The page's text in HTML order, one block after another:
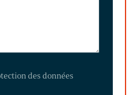
des données